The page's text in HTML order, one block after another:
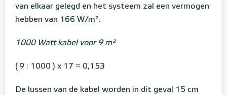
van elkaar gelegd en het systeem zal een vermogen
hebben van 166 W/m².
1000 Watt kabel voor 9 m²
( 9 : 1000 ) x 17 = 0,153
De lussen van de kabel worden in dit geval 15 cm